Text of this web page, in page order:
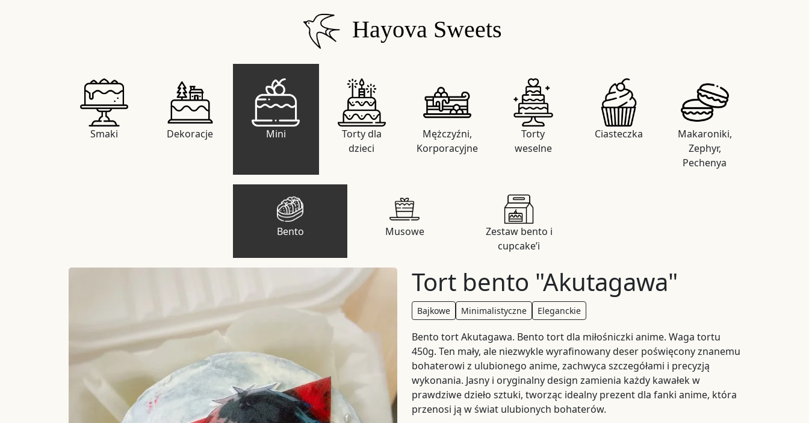
Hayova Sweets
Smaki Dekoracje Mini
Torty dla
dzieci
Mężczyźni,
Korporacyjne
Torty
weselne
Ciasteczka
Makaroniki,
Zephyr,
Pechenya
Bento Musowe
Zestaw bento i
cupcake’i
Tort bento "Akutagawa"
Bajkowe Minimalistyczne Eleganckie
Bento tort Akutagawa. Bento tort dla miłośniczki anime. Waga tortu
450g. Ten mały, ale niezwykle wyrafinowany deser poświęcony znanemu
bohaterowi z ulubionego anime, zachwyca szczegółami i precyzją
wykonania. Jasny i oryginalny design zamienia każdy kawałek w
prawdziwe dzieło sztuki, tworząc idealny prezent dla fanki anime, która
przenosi ją w świat ulubionych bohaterów.